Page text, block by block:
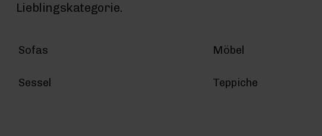
Lieblingskategorie.
Sofas Möbel
Sessel Teppiche